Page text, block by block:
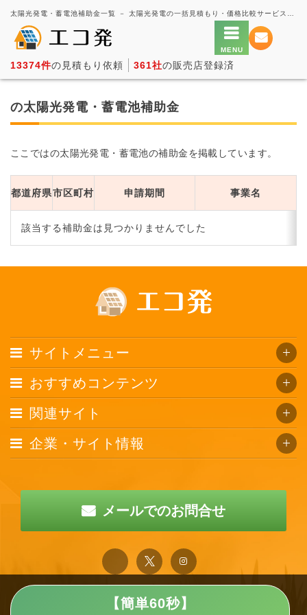
13374件の見積もり依頼 361社の販売店登録済
の太陽光発電・蓄電池補助金
ここではの太陽光発電・蓄電池の補助金を掲載しています。
都道府県市区町村 申請期間 事業名
該当する補助金は見つかりませんでした
【簡単60秒】
サイトメニュー
おすすめコンテンツ
関連サイト
企業・サイト情報
メールでのお問合せ